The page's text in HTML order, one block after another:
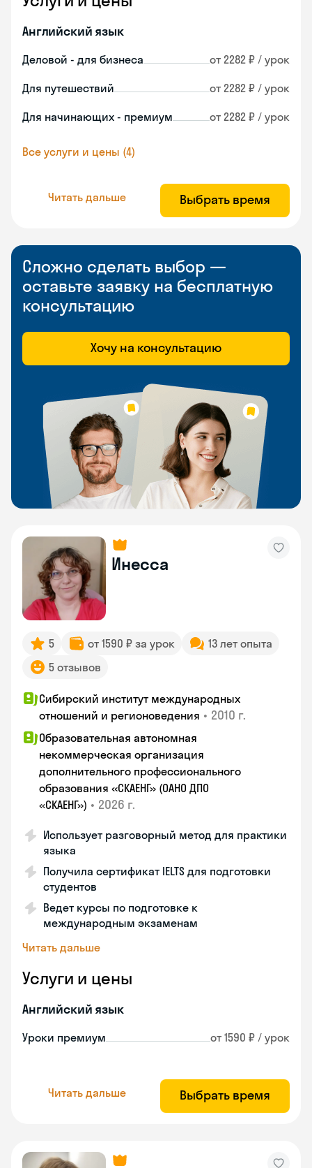
Английский язык
Деловой - для бизнеса от 2282 ₽ / урок
Для путешествий от 2282 ₽ / урок
Для начинающих - премиум от 2282 ₽ / урок
Все услуги и цены (4)
Читать дальше Выбрать время
Сложно сделать выбор —
оставьте заявку на бесплатную
консультацию
Хочу на консультацию
Инесса
5 от 1590 ₽ за урок
13 лет опыта
5 отзывов
Сибирский институт международных
отношений и регионоведения • 2010 г.
Образовательная автономная
некоммерческая организация
дополнительного профессионального
образования «СКАЕНГ» (ОАНО ДПО
«СКАЕНГ») • 2026 г.
Использует разговорный метод для практики
языка
Получила сертификат IELTS для подготовки
студентов
Ведет курсы по подготовке к
международным экзаменам
Читать дальше
Услуги и цены
Английский язык
Уроки премиум от 1590 ₽ / урок
Читать дальше Выбрать время